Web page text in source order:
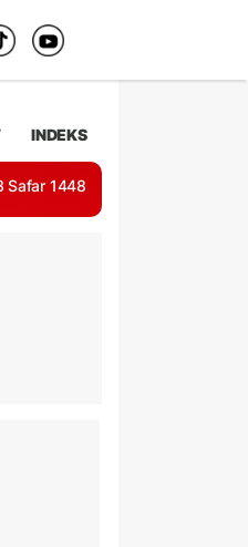
INDEKS
Safar 1448